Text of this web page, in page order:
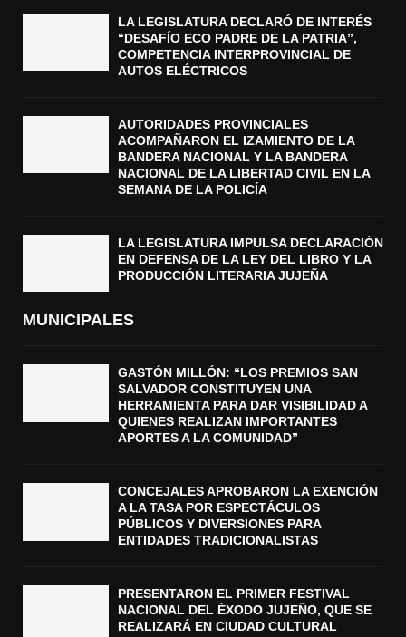
LA LEGISLATURA DECLARÓ DE INTERÉS
“DESAFÍO ECO PADRE DE LA PATRIA”,
COMPETENCIA INTERPROVINCIAL DE
AUTOS ELÉCTRICOS
AUTORIDADES PROVINCIALES
ACOMPAÑARON EL IZAMIENTO DE LA
BANDERA NACIONAL Y LA BANDERA
NACIONAL DE LA LIBERTAD CIVIL EN LA
SEMANA DE LA POLICÍA
LA LEGISLATURA IMPULSA DECLARACIÓN
EN DEFENSA DE LA LEY DEL LIBRO Y LA
PRODUCCIÓN LITERARIA JUJEÑA
MUNICIPALES
GASTÓN MILLÓN: “LOS PREMIOS SAN
SALVADOR CONSTITUYEN UNA
HERRAMIENTA PARA DAR VISIBILIDAD A
QUIENES REALIZAN IMPORTANTES
APORTES A LA COMUNIDAD”
CONCEJALES APROBARON LA EXENCIÓN
A LA TASA POR ESPECTÁCULOS
PÚBLICOS Y DIVERSIONES PARA
ENTIDADES TRADICIONALISTAS
PRESENTARON EL PRIMER FESTIVAL
NACIONAL DEL ÉXODO JUJEÑO, QUE SE
REALIZARÁ EN CIUDAD CULTURAL